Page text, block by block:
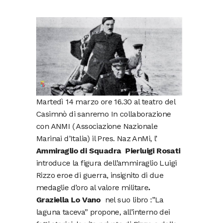
Martedì 14 marzo ore 16.30 al teatro del
Casimnò di sanremo In collaborazione
con ANMI ( Associazione Nazionale
Marinai d’Italia) il Pres. Naz AnMi, l’
Ammiraglio di Squadra Pierluigi Rosati
introduce la figura dell’ammiraglio Luigi
Rizzo eroe di guerra, insignito di due
medaglie d’oro al valore militare.
Graziella Lo Vanonel suo libro :”La
laguna taceva” propone, all’interno dei